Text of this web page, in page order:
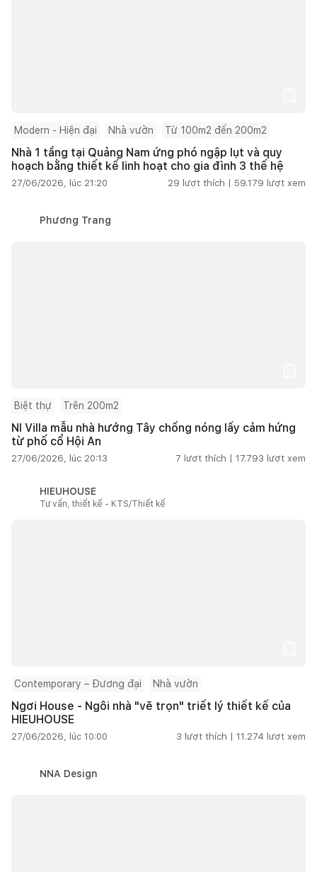
Modern - Hiện đại Nhà vườn Từ 100m2 đến 200m2
Nhà 1 tầng tại Quảng Nam ứng phó ngập lụt và quy
hoạch bằng thiết kế linh hoạt cho gia đình 3 thế hệ
27/06/2026, lúc 21:20 29 lượt thích | 59.179 lượt xem
Phương Trang
Biệt thự Trên 200m2
NI Villa mẫu nhà hướng Tây chống nóng lấy cảm hứng
từ phố cổ Hội An
27/06/2026, lúc 20:13 7 lượt thích | 17.793 lượt xem
HIEUHOUSE
Tư vấn, thiết kế - KTS/Thiết kế
Contemporary – Đương đại Nhà vườn
Ngơi House - Ngôi nhà "vẽ trọn" triết lý thiết kế của
HIEUHOUSE
27/06/2026, lúc 10:00 3 lượt thích | 11.274 lượt xem
NNA Design